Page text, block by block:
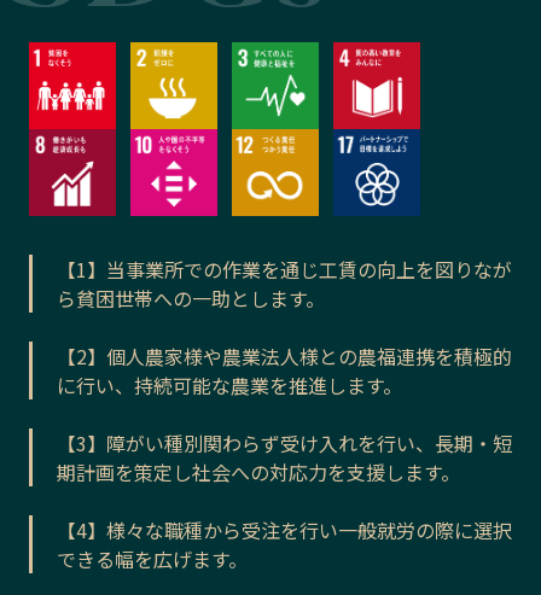
【1】当事業所での作業を通じ工賃の向上を図りなが
ら貧困世帯への一助とします。
【2】個人農家様や農業法人様との農福連携を積極的
に行い、持続可能な農業を推進します。
【3】障がい種別関わらず受け入れを行い、長期・短
期計画を策定し社会への対応力を支援します。
【4】様々な職種から受注を行い一般就労の際に選択
できる幅を広げます。